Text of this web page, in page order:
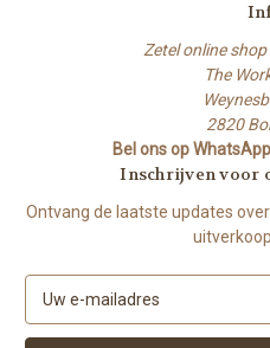
Zetel online
The
2820
Bel ons op
Inschrijven voor
Ontvang de laatste updates
m